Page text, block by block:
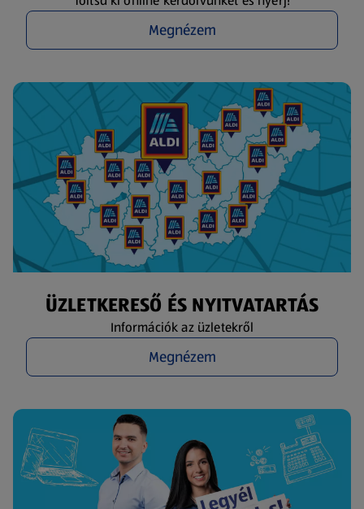
Megnézem
ÜZLETKERESŐ ÉS NYITVATARTÁS
Információk az üzletekről
Megnézem